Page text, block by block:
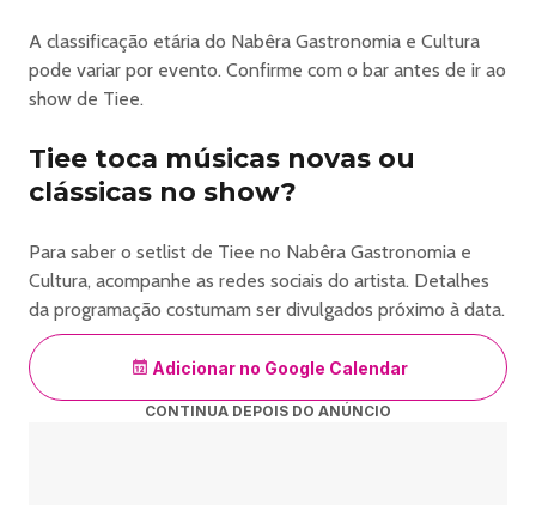
A classificação etária do Nabêra Gastronomia e Cultura
pode variar por evento. Confirme com o bar antes de ir ao
show de Tiee.
Tiee toca músicas novas ou
clássicas no show?
Para saber o setlist de Tiee no Nabêra Gastronomia e
Cultura, acompanhe as redes sociais do artista. Detalhes
da programação costumam ser divulgados próximo à data.
Adicionar no Google Calendar
CONTINUA DEPOIS DO ANÚNCIO